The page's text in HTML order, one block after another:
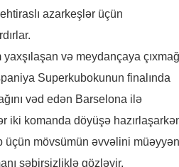
azarkeşlər üçün
və meydançaya
Superkubokunun finalında
vəd edən Barselona ilə
iki komanda döyüşə
üçün mövsümün əvvəlini müəyyən
səbirsizliklə gözləyir.